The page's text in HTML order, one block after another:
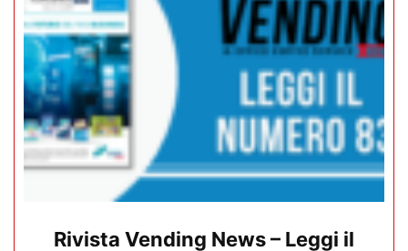
Rivista Vending News – Leggi il